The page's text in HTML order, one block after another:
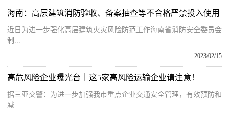
海南：高层建筑消防验收、备案抽查等不合格严禁投入使用
近日为进一步强化高层建筑火灾风险防范工作海南省消防安全委员会
制...
2023/02/15
高危风险企业曝光台｜这5家高风险运输企业请注意！
据三亚交警：为进一步加强我市重点企业交通安全管理，有效预防和
减...